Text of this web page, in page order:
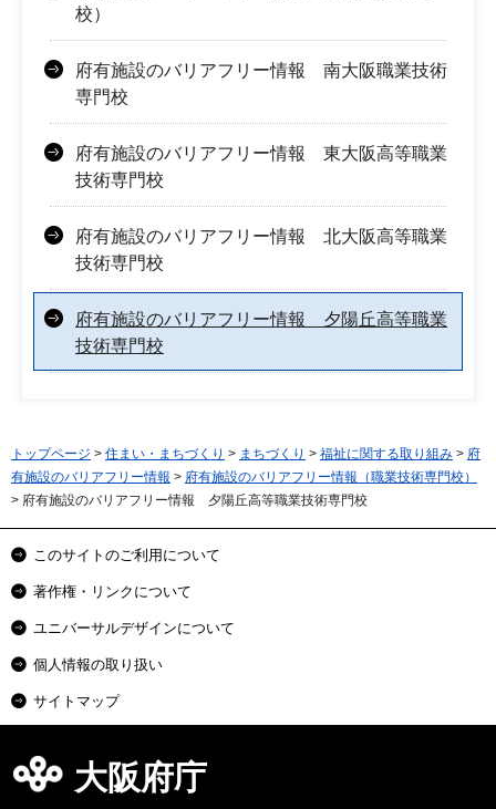
校）
府有施設のバリアフリー情報 南大阪職業技術
専門校
府有施設のバリアフリー情報 東大阪高等職業
技術専門校
府有施設のバリアフリー情報 北大阪高等職業
技術専門校
府有施設のバリアフリー情報 夕陽丘高等職業
技術専門校
トップページ > 住まい・まちづくり > まちづくり > 福祉に関する取り組み > 府
有施設のバリアフリー情報 > 府有施設のバリアフリー情報（職業技術専門校）
> 府有施設のバリアフリー情報 夕陽丘高等職業技術専門校
このサイトのご利用について
著作権・リンクについて
ユニバーサルデザインについて
個人情報の取り扱い
サイトマップ
大阪府庁